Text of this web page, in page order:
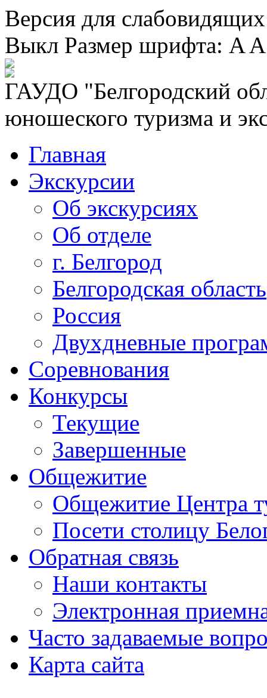
Версия для
Выкл Размер шрифта: A A
ГАУДО "Белгородский
юношеского туризма и
Главная
Экскурсии
Об экскурсиях
Об отделе
г. Белгород
Белгородская область
Россия
Двухдневные
Соревнования
Конкурсы
Текущие
Завершенные
Общежитие
Общежитие Центра
Посети столицу
Обратная связь
Наши контакты
Электронная
Часто задаваемые
Карта сайта